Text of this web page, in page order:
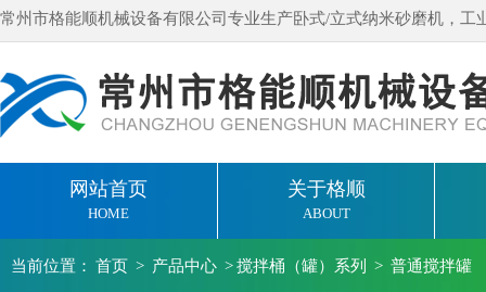
常州市格能顺机械设备有限公司专业生产卧式/立式纳米砂磨机，工
网站首页
HOME
关于格顺
ABOUT
当前位置： 首页 > 产品中心 >搅拌桶（罐）系列 > 普通搅拌罐